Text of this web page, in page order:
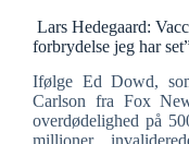
Lars Hedegaard:
forbrydelse jeg har
Ifølge Ed Dowd,
Carlson fra Fox
overdødelighed på